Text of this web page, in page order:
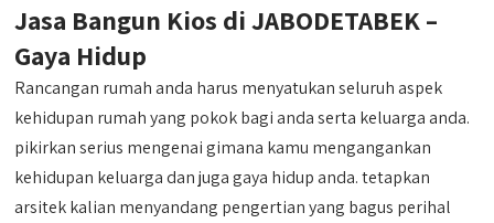
Jasa Bangun Kios di JABODETABEK –
Gaya Hidup
Rancangan rumah anda harus menyatukan seluruh aspek
kehidupan rumah yang pokok bagi anda serta keluarga anda.
pikirkan serius mengenai gimana kamu mengangankan
kehidupan keluarga dan juga gaya hidup anda. tetapkan
arsitek kalian menyandang pengertian yang bagus perihal